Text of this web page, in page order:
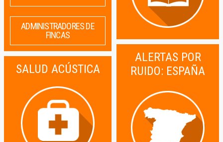
ADMINISTRADORES DE
FINCAS
SALUD ACÚSTICA
ALERTAS POR
RUIDO: ESPAÑA